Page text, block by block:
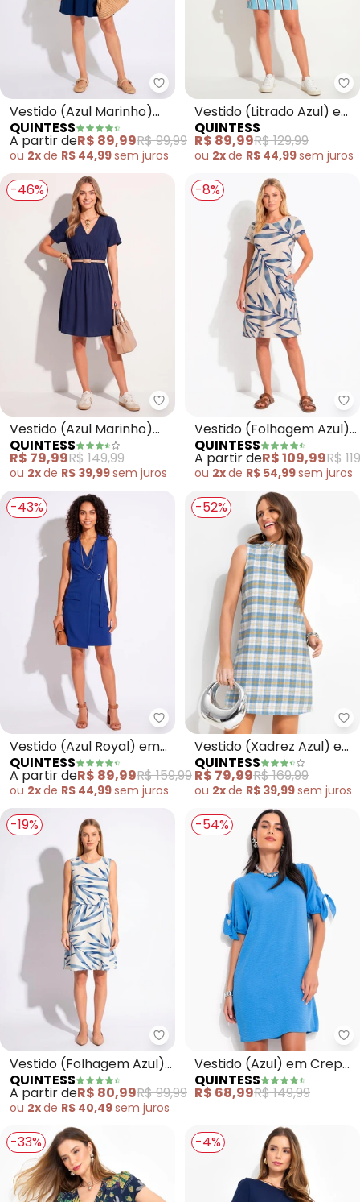
Quintess - Vestido (Azul
Vestido (Azul Marinho)
com Decote
Transpassado
QUINTESS
A partir deR$ 89,99R$ 99,99
ou 2xde R$ 44,99sem juros
Vestido (Litrado Azul) em
Crepe Plano
QUINTESS
R$ 89,99R$ 129,99
ou 2xde R$ 44,99sem juros
-46%
Quintess - Vestido (Azul
Vestido (Azul Marinho)
em Viscose Plana
QUINTESS
R$ 79,99R$ 149,99
ou 2xde R$ 39,99sem juros
-8%
Vestido (Folhagem Azul)
com Bolsos e Mangas
Curtas
QUINTESS
A partir deR$ 109,99R$
ou 2xde R$ 54,99sem juros
-43%
Quintess - Vestido (Azul Royal)
Vestido (Azul Royal) em
Bengaline
QUINTESS
A partir deR$ 89,99R$ 159,99
ou 2xde R$ 44,99sem juros
-52%
Vestido (Xadrez Azul) em
Tweed
QUINTESS
R$ 79,99R$ 169,99
ou 2xde R$ 39,99sem juros
-19%
Quintess - Vestido (Folhagem
Vestido (Folhagem Azul)
com Bolsos
QUINTESS
A partir deR$ 80,99R$ 99,99
ou 2xde R$ 40,49sem juros
-54%
Vestido (Azul) em Crepe
Plano
QUINTESS
R$ 68,99R$ 149,99
-33% -4%